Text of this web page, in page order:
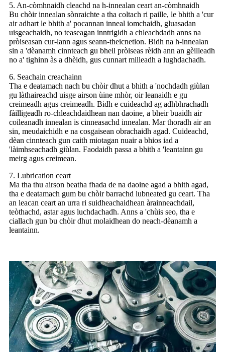
5. An-còmhnaidh cleachd na h-innealan ceart an-còmhnaidh
Bu chòir innealan sònraichte a tha coltach ri paille, le bhith a 'cur
air adhart le bhith a' pocannan inneal iomchaidh, gluasadan
uisgeachaidh, no teaseagan inntrigidh a chleachdadh anns na
pròiseasan cur-lann agus seann-theicnetion. Bidh na h-innealan
sin a 'dèanamh cinnteach gu bheil pròiseas rèidh ann an gèilleadh
no a' tighinn às a dhèidh, gus cunnart milleadh a lughdachadh.
6. Seachain creachainn
Tha e deatamach nach bu chòir dhut a bhith a 'nochdadh giùlan
gu làthaireachd uisge airson ùine mhòr, oir leanaidh e gu
creimeadh agus creimeadh. Bidh e cuideachd ag adhbhrachadh
fàilligeadh ro-chleachdaidhean nan daoine, a bheir buaidh air
coileanadh innealan is cinneasachd innealan. Mar thoradh air an
sin, meudaichidh e na cosgaisean obrachaidh agad. Cuideachd,
dèan cinnteach gun caith miotagan nuair a bhios iad a
'làimhseachadh giùlan. Faodaidh passa a bhith a 'leantainn gu
meirg agus creimean.
7. Lubrication ceart
Ma tha thu airson beatha fhada de na daoine agad a bhith agad,
tha e deatamach gum bu chòir barrachd lubneated gu ceart. Tha
an leacan ceart an urra ri suidheachaidhean àrainneachdail,
teòthachd, astar agus luchdachadh. Anns a 'chùis seo, tha e
ciallach gun bu chòir dhut molaidhean do neach-dèanamh a
leantainn.